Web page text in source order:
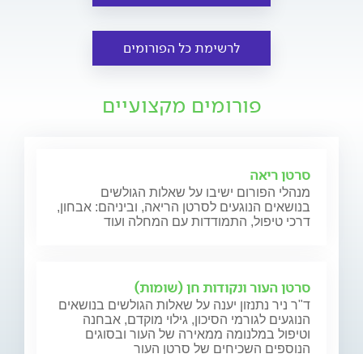
לרשימת כל הפורומים
פורומים מקצועיים
סרטן ריאה
מנהלי הפורום ישיבו על שאלות הגולשים
בנושאים הנוגעים לסרטן הריאה, וביניהם: אבחון,
דרכי טיפול, התמודדות עם המחלה ועוד
סרטן העור ונקודות חן (שומות)
ד"ר ניר נתנזון יענה על שאלות הגולשים בנושאים
הנוגעים לגורמי הסיכון, גילוי מוקדם, אבחנה
וטיפול במלנומה ממאירה של העור ובסוגים
הנוספים השכיחים של סרטן העור